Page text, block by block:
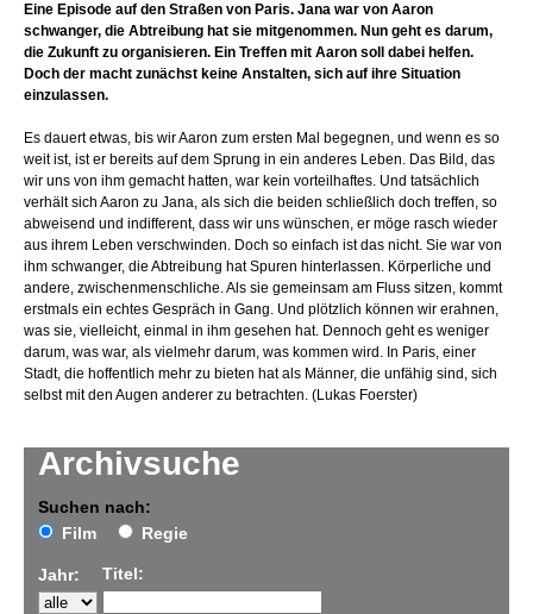
Archivsuche
Suchen nach:
Film
Regie
Jahr: Titel:
Eine Episode auf den Straßen von Paris. Jana war von Aaron
schwanger, die Abtreibung hat sie mitgenommen. Nun geht es darum,
die Zukunft zu organisieren. Ein Treffen mit Aaron soll dabei helfen.
Doch der macht zunächst keine Anstalten, sich auf ihre Situation
einzulassen.
Es dauert etwas, bis wir Aaron zum ersten Mal begegnen, und wenn es so
weit ist, ist er bereits auf dem Sprung in ein anderes Leben. Das Bild, das
wir uns von ihm gemacht hatten, war kein vorteilhaftes. Und tatsächlich
verhält sich Aaron zu Jana, als sich die beiden schließlich doch treffen, so
abweisend und indifferent, dass wir uns wünschen, er möge rasch wieder
aus ihrem Leben verschwinden. Doch so einfach ist das nicht. Sie war von
ihm schwanger, die Abtreibung hat Spuren hinterlassen. Körperliche und
andere, zwischenmenschliche. Als sie gemeinsam am Fluss sitzen, kommt
erstmals ein echtes Gespräch in Gang. Und plötzlich können wir erahnen,
was sie, vielleicht, einmal in ihm gesehen hat. Dennoch geht es weniger
darum, was war, als vielmehr darum, was kommen wird. In Paris, einer
Stadt, die hoffentlich mehr zu bieten hat als Männer, die unfähig sind, sich
selbst mit den Augen anderer zu betrachten. (Lukas Foerster)